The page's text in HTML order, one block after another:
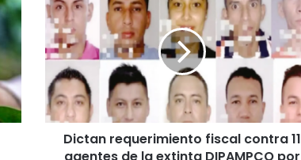
requerimiento
fiscal
contra
11
agentes
de
la
extinta
DIPAMPCO
Dictan requerimiento fiscal contra 11